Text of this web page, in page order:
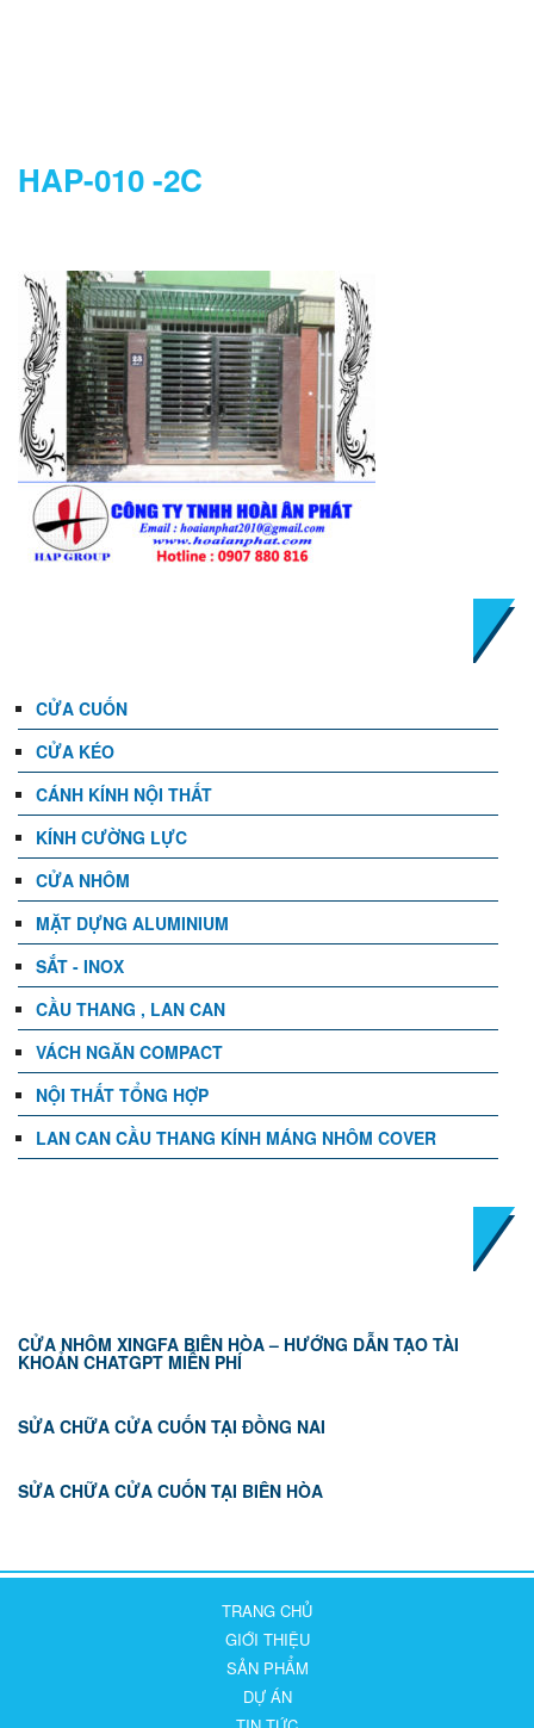
HAP-010 -2C
CỬA CUỐN
CỬA KÉO
CÁNH KÍNH NỘI THẤT
KÍNH CƯỜNG LỰC
CỬA NHÔM
MẶT DỰNG ALUMINIUM
SẮT - INOX
CẦU THANG , LAN CAN
VÁCH NGĂN COMPACT
NỘI THẤT TỔNG HỢP
LAN CAN CẦU THANG KÍNH MÁNG NHÔM COVER
CỬA NHÔM XINGFA BIÊN HÒA – HƯỚNG DẪN TẠO TÀI
KHOẢN CHATGPT MIỄN PHÍ
SỬA CHỮA CỬA CUỐN TẠI ĐỒNG NAI
SỬA CHỮA CỬA CUỐN TẠI BIÊN HÒA
TRANG CHỦ
GIỚI THIỆU
SẢN PHẨM
DỰ ÁN